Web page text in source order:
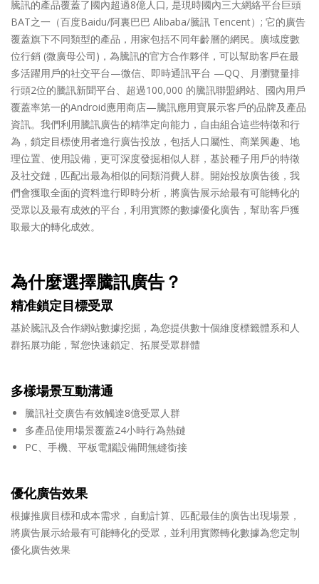
騰訊的產品覆蓋了國內超過8億人口, 是現時國內三大網絡平台巨頭
BAT之一（百度Baidu/阿裏巴巴 Alibaba/騰訊 Tencent）; 它的廣告
覆蓋旗下不同類型的產品，用家包括不同年齡層的網民。廣域度數
位行銷 (微廣母公司)，為騰訊的官方合作夥伴，可以幫助客戶在最
多活躍用戶的社交平台—微信、即時通訊平台 —QQ、月瀏覽量排
行頭2位的騰訊新聞平台、超過100,000 的騰訊聯盟網站、國內用戶
覆蓋率第一的Android應用商店—騰訊應用寶展示客戶的品牌及產品
資訊。我們利用騰訊廣告的精準定向能力，自由組合這些特徵和行
為，鎖定目標使用者進行廣告投放，包括人口屬性、商業興趣、地
理位置、使用設備，更可深度發掘相似人群，基於種子用戶的特徵
及社交鏈，匹配出最為相似的同類消費人群。開始投放廣告後，我
們會獲取全面的資料進行即時分析，將廣告展示給最有可能轉化的
受眾以及最有成效的平台，利用實際的數據優化廣告，幫助客戶獲
取最大的轉化成效。
為什麼選擇騰訊廣告？
精准鎖定目標受眾
基於騰訊及合作網站數據挖掘，為您提供數十個維度標籤體系和人
群拓展功能，幫您快速鎖定、拓展受眾群體
多樣場景互動溝通
騰訊社交廣告有效觸達8億受眾人群
多產品使用場景覆蓋24小時行為熱鏈
PC、手機、平板電腦設備間無縫銜接
優化廣告效果
根據推廣目標和成本需求，自動計算、匹配最佳的廣告出現場景，
將廣告展示給最有可能轉化的受眾，並利用實際轉化數據為您定制
優化廣告效果